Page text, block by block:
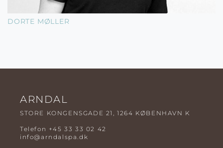
DORTE MØLLER
ARNDAL
STORE KONGENSGADE 21, 1264 KØBENHAVN K
Telefon +45 33 33 02 42
info@arndalspa.dk